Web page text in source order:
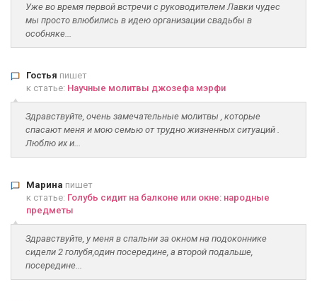
Уже во время первой встречи с руководителем Лавки чудес
мы просто влюбились в идею организации свадьбы в
особняке...
Гостья пишет
к статье: Научные молитвы джозефа мэрфи
Здравствуйте, очень замечательные молитвы , которые
спасают меня и мою семью от трудно жизненных ситуаций .
Люблю их и...
Марина пишет
к статье: Голубь сидит на балконе или окне: народные
предметы
Здравствуйте, у меня в спальни за окном на подоконнике
сидели 2 голубя,один посередине, а второй подальше,
посередине...